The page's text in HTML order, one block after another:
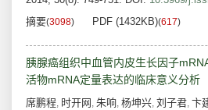
摘要(3098) PDF (1432KB)(617)
胰腺癌组织中血管内皮生长因子
活物mRNA定量表达的临床意义分析
席鹏程, 时开网 , 朱响, 杨坤兴, 刘子君, 卞